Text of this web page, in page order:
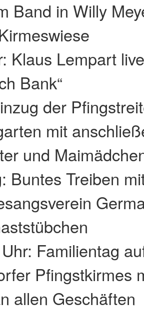
Band in Willy
Klaus Lempart
Bank“
der
mit
und
Buntes Treiben
Familientag
Pfingstkirmes
allen Geschäften